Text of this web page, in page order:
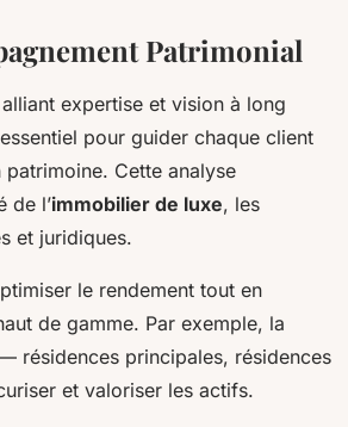
Patrimonial
expertise et vision à long
pour guider chaque client
Cette analyse
de l’immobilier de luxe, les
et juridiques.
le rendement tout en
de gamme. Par exemple, la
résidences principales, résidences
et valoriser les actifs.